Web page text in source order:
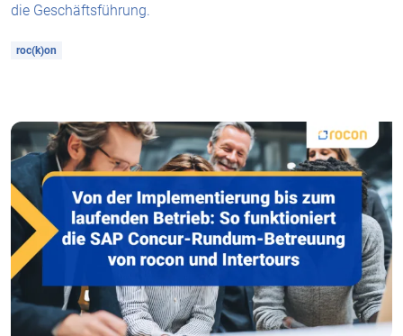
die Geschäftsführung.
roc(k)on